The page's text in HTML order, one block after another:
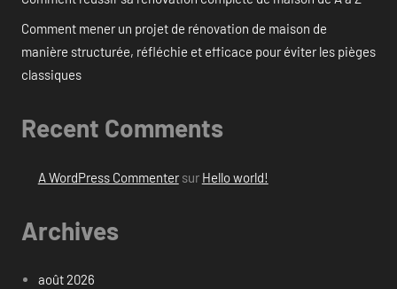
Comment mener un projet de rénovation de maison de
manière structurée, réfléchie et efficace pour éviter les pièges
classiques
Recent Comments
A WordPress Commentersur Hello world!
Archives
août 2026